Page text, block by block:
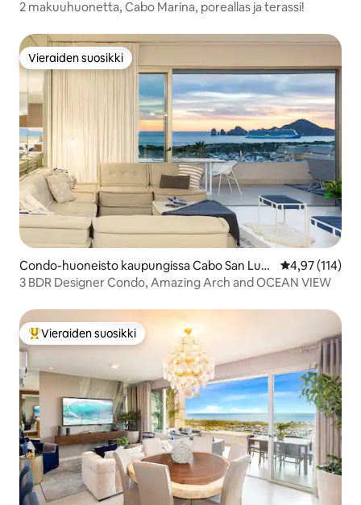
s
2 makuuhuonetta, Cabo Marina, poreallas ja terassi!
Vieraiden suosikki
Vieraiden suosikki
Condo-huoneisto kaupungissa Cabo San Luca
s
4,97 (114)
3 BDR Designer Condo, Amazing Arch and OCEAN VIEW
Vieraiden suosikkien parhaimmistoa
Vieraiden suosikki